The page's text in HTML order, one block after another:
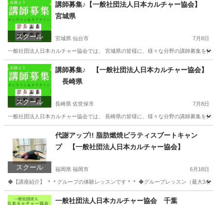
スクール
講師募集♪【一般社団法人日本カルチャー協会】
宮城県
宮城県 仙台市 7月8日
一般社団法人日本カルチャー協会では、 宮城県の皆様に、様々な分野の講師募集を
宮城 仙台市 その他
スクール
講師募集♪ 【一般社団法人日本カルチャー協会】
長崎県
長崎県 佐世保市 7月8日
一般社団法人日本カルチャー協会では、 長崎県の皆様に、様々な分野の講師募集を
生活知識 オンライン
スクール
代謝アップ!! 脂肪燃焼ピラティスブートキャン
プ 【一般社団法人日本カルチャー協会】
福岡県 福岡市 6月18日
◆【講座紹介】 ＊＊グループの体験レッスンです＊＊ ◆グループレッスン（最大3名
福岡 福岡市 ヨガ カルチャー
一般社団法人日本カルチャー協会 千葉